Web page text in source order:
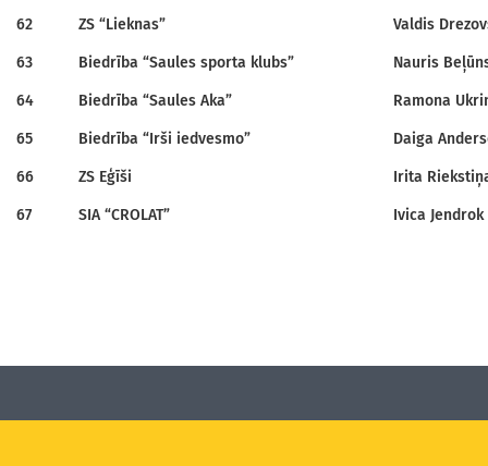
62 ZS “Lieknas” Valdis
63 Biedrība “Saules sporta klubs” Nauris
64 Biedrība “Saules Aka” Ramona
65 Biedrība “Irši iedvesmo” Daiga
66 ZS Eģīši Irita
67 SIA “CROLAT” Ivica Jendrok